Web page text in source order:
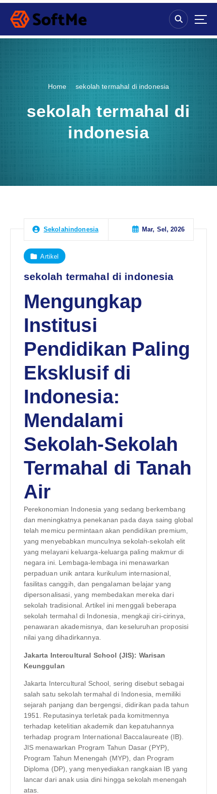
S
p
Home sekolah termahal di indonesia
sekolah termahal di
indonesia
Sekolahindonesia Mar, Sel, 2026
Artikel
sekolah termahal di indonesia
Mengungkap
Institusi
Pendidikan Paling
Eksklusif di
Indonesia:
Mendalami
Sekolah-Sekolah
Termahal di Tanah
Air
Perekonomian Indonesia yang sedang berkembang
dan meningkatnya penekanan pada daya saing global
telah memicu permintaan akan pendidikan premium,
yang menyebabkan munculnya sekolah-sekolah elit
yang melayani keluarga-keluarga paling makmur di
negara ini. Lembaga-lembaga ini menawarkan
perpaduan unik antara kurikulum internasional,
fasilitas canggih, dan pengalaman belajar yang
dipersonalisasi, yang membedakan mereka dari
sekolah tradisional. Artikel ini menggali beberapa
sekolah termahal di Indonesia, mengkaji ciri-cirinya,
penawaran akademisnya, dan keseluruhan proposisi
nilai yang dihadirkannya.
Jakarta Intercultural School (JIS): Warisan
Keunggulan
Jakarta Intercultural School, sering disebut sebagai
salah satu sekolah termahal di Indonesia, memiliki
sejarah panjang dan bergengsi, didirikan pada tahun
1951. Reputasinya terletak pada komitmennya
terhadap ketelitian akademik dan kepatuhannya
terhadap program International Baccalaureate (IB).
JIS menawarkan Program Tahun Dasar (PYP),
Program Tahun Menengah (MYP), dan Program
Diploma (DP), yang menyediakan rangkaian IB yang
lancar dari anak usia dini hingga sekolah menengah
atas.